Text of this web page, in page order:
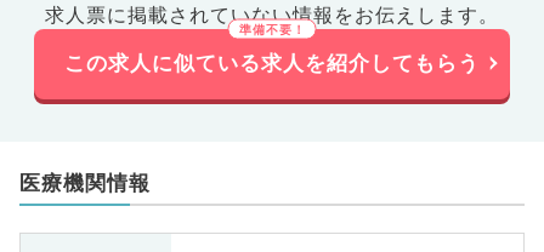
求人票に掲載されていない情報をお伝えします。
この求人に似ている求人を紹介してもらう
医療機関情報